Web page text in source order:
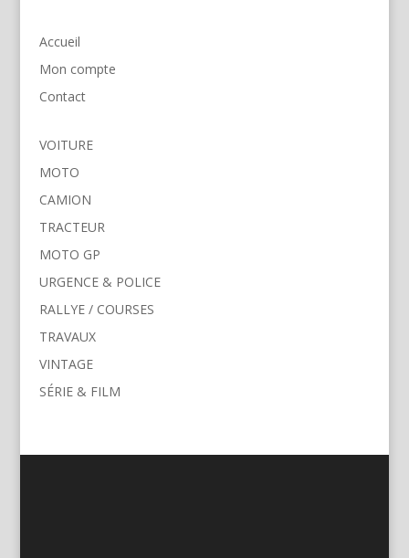
Accueil
Mon compte
Contact
VOITURE
MOTO
CAMION
TRACTEUR
MOTO GP
URGENCE & POLICE
RALLYE / COURSES
TRAVAUX
VINTAGE
SÉRIE & FILM